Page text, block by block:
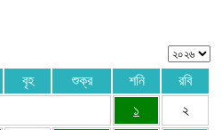
বৃহ শুক্র শনি
রবি
১
২